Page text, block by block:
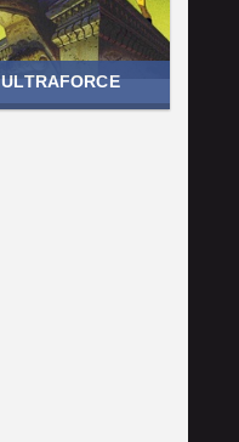
ULTRAFORCE